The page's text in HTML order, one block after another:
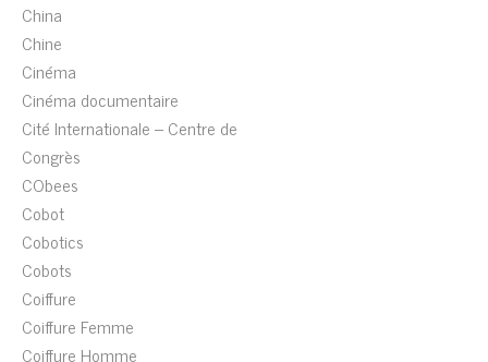
China
Chine
Cinéma
Cinéma documentaire
Cité Internationale – Centre de
Congrès
CObees
Cobot
Cobotics
Cobots
Coiffure
Coiffure Femme
Coiffure Homme